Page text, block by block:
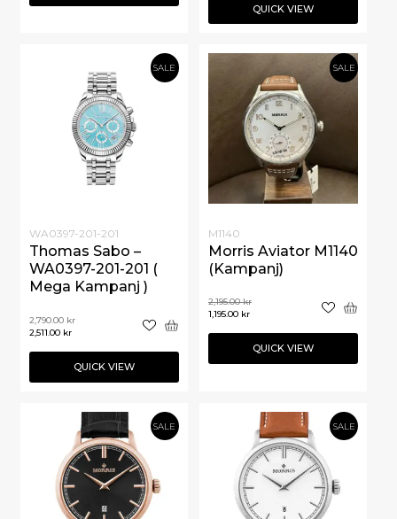
QUICK VIEW
SALE
WA0397-201-201
Thomas Sabo –
WA0397-201-201 (
Mega Kampanj )
2,790.00 kr
2,511.00 kr
QUICK VIEW
SALE
M1140
Morris Aviator M1140
(Kampanj)
2,195.00kr
1,195.00 kr
QUICK VIEW
SALE SALE